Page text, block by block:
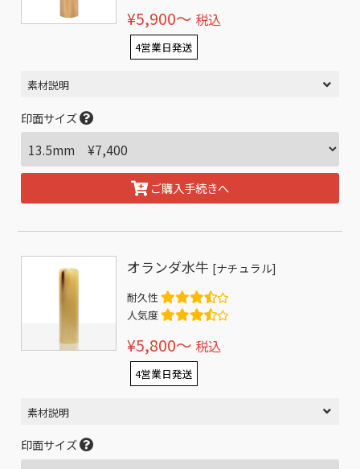
¥5,900〜 税込
4営業日発送
素材説明
印面サイズ
ご購入手続きへ
オランダ水牛 [ナチュラル]
耐久性
人気度
¥5,800〜 税込
4営業日発送
素材説明
印面サイズ